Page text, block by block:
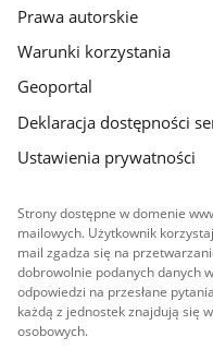
Prawa autorskie
Warunki korzystania
Geoportal
Deklaracja dostępności
Ustawienia prywatności
Strony dostępne w domenie
mailowych. Użytkownik
mail zgadza się na
dobrowolnie podanych danych
odpowiedzi na przesłane
każdą z jednostek znajdują się
osobowych.